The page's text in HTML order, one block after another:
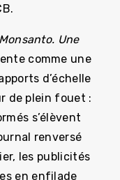
Monsanto. Une
comme une
d’échelle
de plein fouet :
s’élèvent
renversé
les publicités
en enfilade